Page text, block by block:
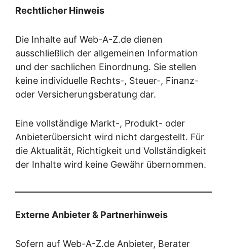
Rechtlicher Hinweis
Die Inhalte auf Web-A-Z.de dienen
ausschließlich der allgemeinen Information
und der sachlichen Einordnung. Sie stellen
keine individuelle Rechts-, Steuer-, Finanz-
oder Versicherungsberatung dar.
Eine vollständige Markt-, Produkt- oder
Anbieterübersicht wird nicht dargestellt. Für
die Aktualität, Richtigkeit und Vollständigkeit
der Inhalte wird keine Gewähr übernommen.
Externe Anbieter & Partnerhinweis
Sofern auf Web-A-Z.de Anbieter, Berater